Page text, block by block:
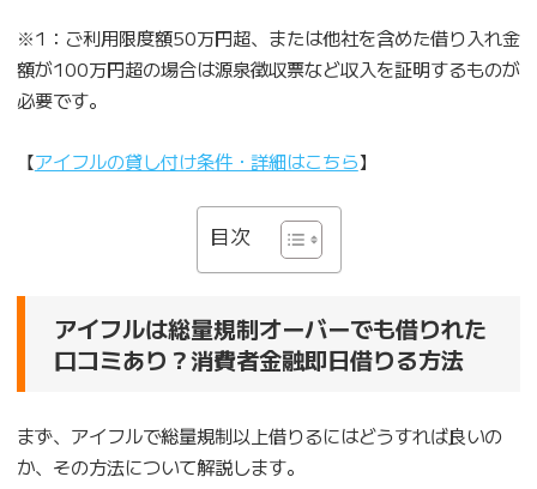
※1：ご利用限度額50万円超、または他社を含めた借り入れ金
額が100万円超の場合は源泉徴収票など収入を証明するものが
必要です。
【アイフルの貸し付け条件・詳細はこちら】
目次
アイフルは総量規制オーバーでも借りれた
口コミあり？消費者金融即日借りる方法
まず、アイフルで総量規制以上借りるにはどうすれば良いの
か、その方法について解説します。